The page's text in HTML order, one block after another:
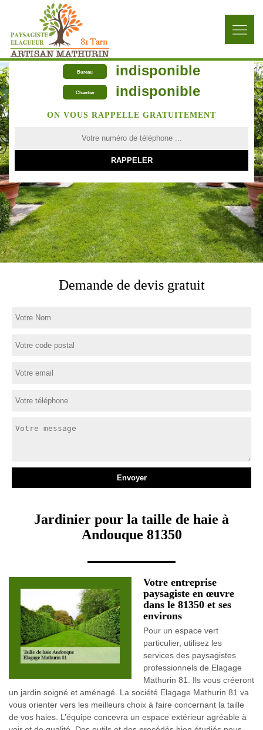
Bureau indisponible
Chantier indisponible
ON VOUS RAPPELLE GRATUITEMENT
Demande de devis gratuit
Jardinier pour la taille de haie à
Andouque 81350
Votre entreprise
paysagiste en œuvre
dans le 81350 et ses
environs
Pour un espace vert
particulier, utilisez les
services des paysagistes
professionnels de Elagage
Mathurin 81. Ils vous créeront
un jardin soigné et aménagé. La société Elagage Mathurin 81 va
vous orienter vers les meilleurs choix à faire concernant la taille
de vos haies. L’équipe concevra un espace extérieur agréable à